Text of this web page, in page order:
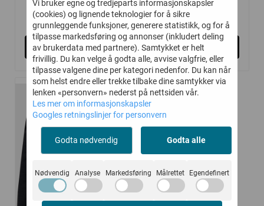
430,- 323,-
Kjøp
430,-
Kjøp
-30%
Vi bruker egne og tredjeparts informasjonskapsler
(cookies) og lignende teknologier for å sikre
grunnleggende funksjoner, generere statistikk, og for å
tilpasse markedsføring og annonser (inkludert deling
av brukerdata med partnere). Samtykket er helt
frivillig. Du kan velge å godta alle, avvise valgfrie, eller
tilpasse valgene dine per kategori nedenfor. Du kan når
som helst endre eller trekke tilbake dine samtykker via
lenken «personvern» nederst på nettsiden vår.
Les mer om informasjonskapsler
Googles retningslinjer for personvern
Godta nødvendig Godta alle
Nødvendig Analyse Markedsføring Målrettet Egendefinert